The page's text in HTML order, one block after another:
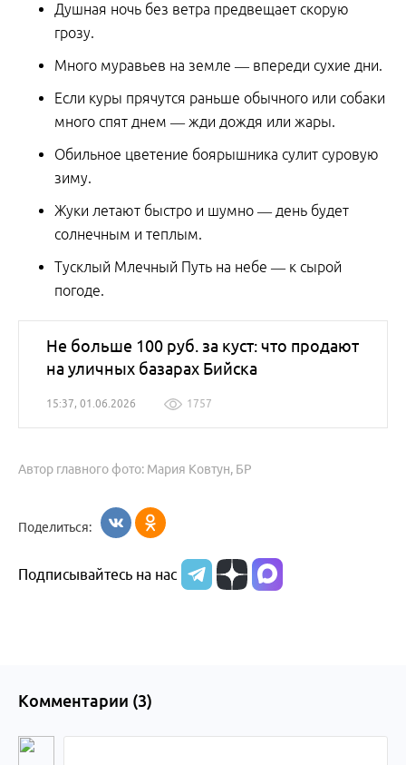
Душная ночь без ветра предвещает скорую
грозу.
Много муравьев на земле — впереди сухие дни.
Если куры прячутся раньше обычного или собаки
много спят днем — жди дождя или жары.
Обильное цветение боярышника сулит суровую
зиму.
Жуки летают быстро и шумно — день будет
солнечным и теплым.
Тусклый Млечный Путь на небе — к сырой
погоде.
Не больше 100 руб. за куст: что продают
на уличных базарах Бийска
15:37, 01.06.2026 1757
Автор главного фото: Мария Ковтун, БР
Поделиться:
Подписывайтесь на нас
Комментарии (3)